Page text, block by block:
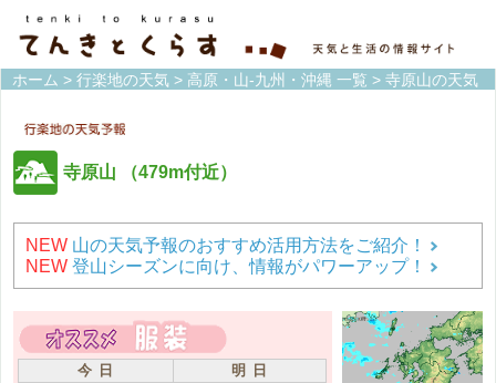
ホーム > 行楽地の天気 > 高原・山-九州・沖縄 一覧 > 寺原山の天気
寺原山 （479m付近）
NEW 山の天気予報のおすすめ活用方法をご紹介！
NEW 登山シーズンに向け、情報がパワーアップ！
今 日
明 日